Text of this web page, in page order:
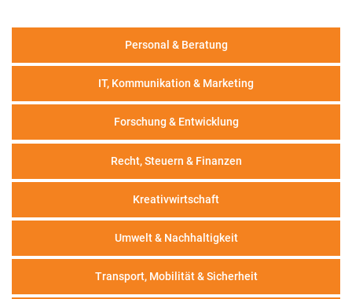
Personal & Beratung
IT, Kommunikation & Marketing
Forschung & Entwicklung
Recht, Steuern & Finanzen
Kreativwirtschaft
Umwelt & Nachhaltigkeit
Transport, Mobilität & Sicherheit